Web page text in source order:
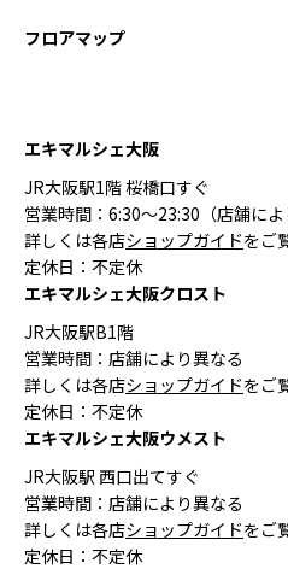
フロアマップ
エキマルシェ大阪
JR大阪駅1階 桜橋口すぐ
営業時間：6:30〜23:30（店舗によ
詳しくは各店ショップガイドをご
定休日：不定休
エキマルシェ大阪クロスト
JR大阪駅B1階
営業時間：店舗により異なる
詳しくは各店ショップガイドをご
定休日：不定休
エキマルシェ大阪ウメスト
JR大阪駅 西口出てすぐ
営業時間：店舗により異なる
詳しくは各店ショップガイドをご
定休日：不定休